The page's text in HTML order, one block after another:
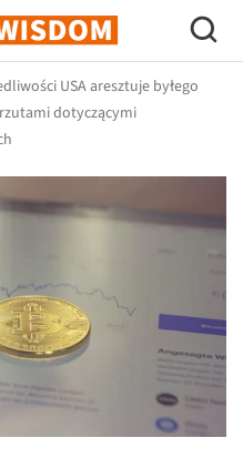
USA aresztuje byłego
dotyczącymi